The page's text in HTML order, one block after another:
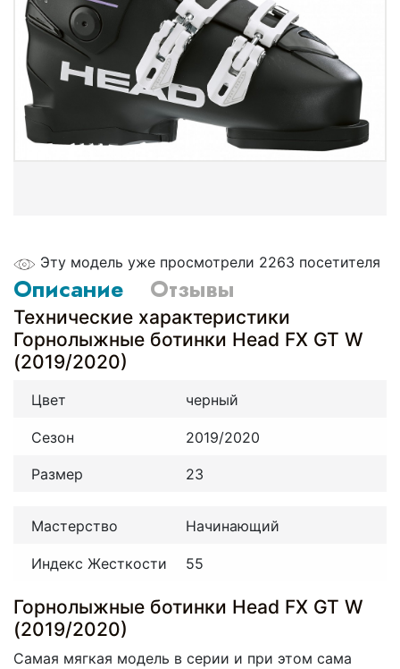
Эту модель уже просмотрели 2263 посетителя
Описание Отзывы
Технические характеристики
Горнолыжные ботинки Head FX GT W
(2019/2020)
Цвет черный
Сезон 2019/2020
Размер 23
Мастерство Начинающий
Индекс Жесткости 55
Горнолыжные ботинки Head FX GT W
(2019/2020)
Самая мягкая модель в серии и при этом сама